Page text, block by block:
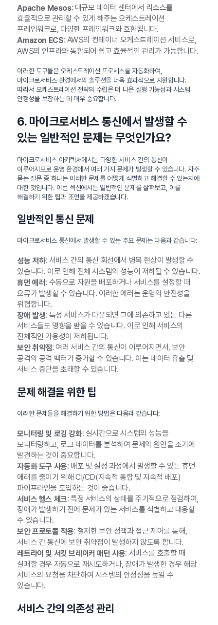
Apache Mesos: 대규모 데이터 센터에서 리소스를
효율적으로 관리할 수 있게 해주는 오케스트레이션
프레임워크로, 다양한 프레임워크와 호환됩니다.
Amazon ECS: AWS의 컨테이너 오케스트레이션 서비스로,
AWS의 인프라와 통합되어 쉽고 효율적인 관리가 가능합니다.
이러한 도구들은 오케스트레이션 프로세스를 자동화하여,
마이크로서비스 환경에서의 솔루션을 더욱 효과적으로 지원합니다.
따라서 오케스트레이션 전략의 수립은 더 나은 실행 가능성과 시스템
안정성을 보장하는 데 매우 중요합니다.
6. 마이크로서비스 통신에서 발생할 수
있는 일반적인 문제는 무엇인가요?
마이크로서비스 아키텍처에서는 다양한 서비스 간의 통신이
이루어지므로 운영 환경에서 여러 가지 문제가 발생할 수 있습니다. 자주
묻는 질문 중 하나는 이러한 문제를 어떻게 식별하고 해결할 수 있는지에
대한 것입니다. 이번 섹션에서는 일반적인 문제를 살펴보고, 이를
해결하기 위한 팁과 조언을 제공하겠습니다.
일반적인 통신 문제
마이크로서비스 통신에서 발생할 수 있는 주요 문제는 다음과 같습니다:
성능 저하: 서비스 간의 통신 회선에서 병목 현상이 발생할 수
있습니다. 이로 인해 전체 시스템의 성능이 저하될 수 있습니다.
휴먼 에러 : 수동으로 자원을 배포하거나 서비스를 설정할 때
오류가 발생할 수 있습니다. 이러한 에러는 운영의 안전성을
위협합니다.
장애 발생: 특정 서비스가 다운되면 그에 의존하고 있는 다른
서비스들도 영향을 받을 수 있습니다. 이로 인해 서비스의
전체적인 가용성이 저하됩니다.
보안 취약점: 여러 서비스 간의 통신이 이루어지면서, 보안
공격의 공격 벡터가 증가할 수 있습니다. 이는 데이터 유출 및
서비스 중단을 초래할 수 있습니다.
문제 해결을 위한 팁
이러한 문제들을 해결하기 위한 방법은 다음과 같습니다:
모니터링 및 로깅 강화: 실시간으로 시스템의 성능을
모니터링하고, 로그 데이터를 분석하여 문제의 원인을 조기에
발견하는 것이 중요합니다.
자동화 도구 사용: 배포 및 설정 과정에서 발생할 수 있는 휴먼
에러를 줄이기 위해 CI/CD(지속적 통합 및 지속적 배포)
파이프라인을 도입하는 것이 좋습니다.
서비스 헬스 체크: 특정 서비스의 상태를 주기적으로 점검하여,
장애가 발생하기 전에 문제가 있는 서비스를 식별하고 대응할
수 있습니다.
보안 프로토콜 적용: 철저한 보안 정책과 접근 제어를 통해,
서비스 간 통신에 보안 취약점이 발생하지 않도록 합니다.
레트라이 및 서킷 브레이커 패턴 사용: 서비스를 호출할 때
실패할 경우 자동으로 재시도하거나, 장애가 발생한 경우 해당
서비스의 요청을 차단하여 시스템의 안정성을 높일 수
있습니다.
서비스 간의 의존성 관리